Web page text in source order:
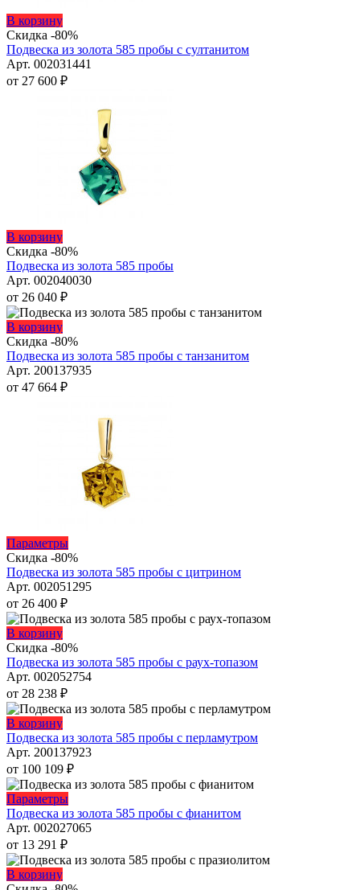
В корзинуЭтот
товар
имеет
несколько
вариаций.
выбрать
странице
товара.
Скидка -80%
Подвеска из золота 585 пробы с султанитом
Арт. 002031441
от 27 600 ₽
В корзинуЭтот
товар
имеет
несколько
вариаций.
Опции
можно
выбрать
на
странице
товара.
Скидка -80%
Подвеска из золота 585 пробы
Арт. 002040030
от 26 040 ₽
В корзинуЭтот
товар
имеет
несколько
вариаций.
выбрать
странице
товара.
Скидка -80%
Подвеска из золота 585 пробы с танзанитом
Арт. 200137935
от 47 664 ₽
ПараметрыЭтот
товар
имеет
несколько
Опции
выбрать
на
странице
Скидка -80%
Подвеска из золота 585 пробы с цитрином
Арт. 002051295
от 26 400 ₽
В корзинуЭтот
товар
имеет
несколько
вариаций.
Опции
можно
выбрать
на
странице
товара.
Скидка -80%
Подвеска из золота 585 пробы с раух-топазом
Арт. 002052754
от 28 238 ₽
В корзинуЭтот
товар
имеет
несколько
вариаций.
Опции
можно
выбрать
на
странице
товара.
Подвеска из золота 585 пробы с перламутром
Арт. 200137923
от 100 109 ₽
ПараметрыЭтот
товар
имеет
вариаций.
можно
Подвеска из золота 585 пробы с фианитом
Арт. 002027065
от 13 291 ₽
В корзинуЭтот